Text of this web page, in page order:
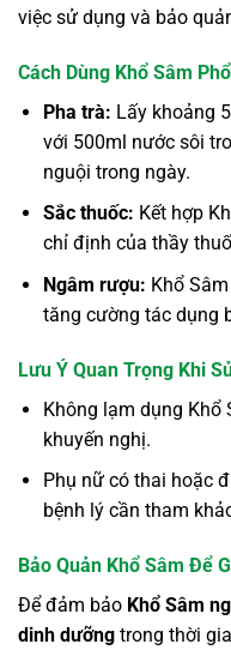
việc sử dụng và bảo
Cách Dùng Khổ Sâm
Pha trà: Lấy khoảng
với 500ml nước sôi
nguội trong ngày.
Sắc thuốc: Kết hợp
chỉ định của thầy
Ngâm rượu: Khổ
tăng cường tác dụng
Lưu Ý Quan Trọng Khi
Không lạm dụng Khổ
khuyến nghị.
Phụ nữ có thai hoặc
bệnh lý cần tham
Bảo Quản Khổ Sâm Để
Để đảm bảo Khổ Sâm
dinh dưỡng trong thời